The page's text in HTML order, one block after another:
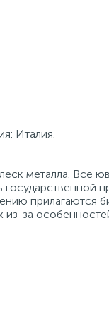
Италия.
металла. Все
государственной
прилагаются
из-за